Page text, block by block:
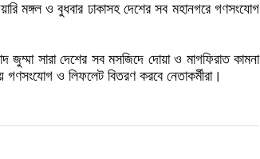
মঙ্গল ও বুধবার ঢাকাসহ দেশের সব মহানগরে গণসংযোগ
সারা দেশের সব মসজিদে দোয়া ও মাগফিরাত কামনা
ও লিফলেট বিতরণ করবে নেতাকর্মীরা।